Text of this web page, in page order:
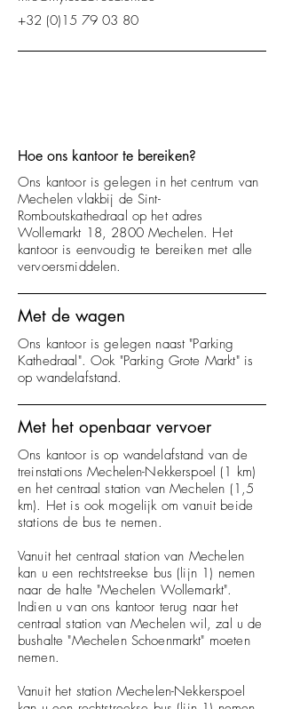
+32 (0)15 79 03 80
Hoe ons kantoor te bereiken?
Ons kantoor is gelegen in het centrum van
Mechelen vlakbij de Sint-
Romboutskathedraal op het adres
Wollemarkt 18, 2800 Mechelen. Het
kantoor is eenvoudig te bereiken met alle
vervoersmiddelen.
Met de wagen
Ons kantoor is gelegen naast "Parking
Kathedraal". Ook "Parking Grote Markt" is
op wandelafstand.
Met het openbaar vervoer
Ons kantoor is op wandelafstand van de
treinstations Mechelen-Nekkerspoel (1 km)
en het centraal station van Mechelen (1,5
km). ​Het is ook mogelijk om vanuit beide
stations de bus te nemen.
Vanuit het centraal station van Mechelen
kan u een rechtstreekse bus (lijn 1) nemen
naar de halte "Mechelen Wollemarkt".
Indien u van ons kantoor terug naar het
centraal station van Mechelen wil, zal u de
bushalte "Mechelen Schoenmarkt" moeten
nemen.
Vanuit het station Mechelen-Nekkerspoel